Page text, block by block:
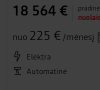
18 564 €
nuo 225 € /mėnesį
Elektra
Automatinė